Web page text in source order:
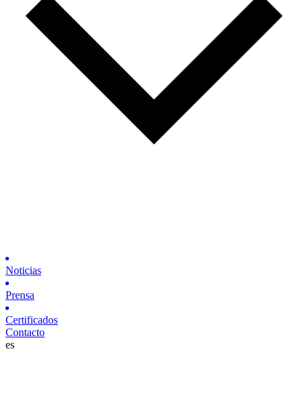
Noticias
Prensa
Certificados
Contacto
es